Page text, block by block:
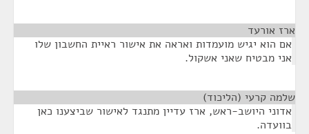
ארז אורעד
אם הוא יגיש מועמדות ואראה את אישור ראיית החשבון שלו
אני מבטיח שאני אשקול.
שלמה קרעי (הליכוד)
אדוני היושב-ראש, ארז עדיין מתנגד לאישור שביצענו כאן
בוועדה.